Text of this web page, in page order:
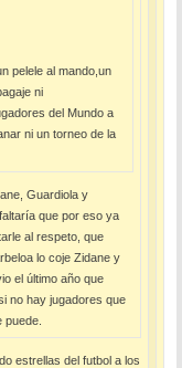
pelele al mando,un
ni
del Mundo a
ni un torneo de la
Guardiola y
que por eso ya
al respeto, que
lo coje Zidane y
el último año que
no hay jugadores que
puede.
estrellas del futbol a los